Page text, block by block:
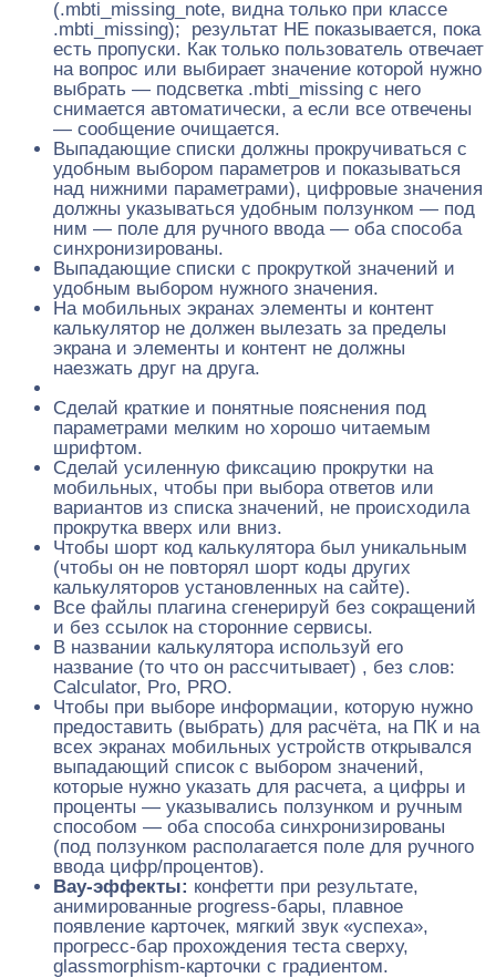
(.mbti_missing_note, видна только при классе
.mbti_missing); результат НЕ показывается, пока
есть пропуски. Как только пользователь отвечает
на вопрос или выбирает значение которой нужно
выбрать — подсветка .mbti_missing с него
снимается автоматически, а если все отвечены
— сообщение очищается.
Выпадающие списки должны прокручиваться с
удобным выбором параметров и показываться
над нижними параметрами), цифровые значения
должны указываться удобным ползунком — под
ним — поле для ручного ввода — оба способа
синхронизированы.
Выпадающие списки с прокруткой значений и
удобным выбором нужного значения.
На мобильных экранах элементы и контент
калькулятор не должен вылезать за пределы
экрана и элементы и контент не должны
наезжать друг на друга.
Сделай краткие и понятные пояснения под
параметрами мелким но хорошо читаемым
шрифтом.
Сделай усиленную фиксацию прокрутки на
мобильных, чтобы при выбора ответов или
вариантов из списка значений, не происходила
прокрутка вверх или вниз.
Чтобы шорт код калькулятора был уникальным
(чтобы он не повторял шорт коды других
калькуляторов установленных на сайте).
Все файлы плагина сгенерируй без сокращений
и без ссылок на сторонние сервисы.
В названии калькулятора используй его
название (то что он рассчитывает) , без слов:
Calculator, Pro, PRO.
Чтобы при выборе информации, которую нужно
предоставить (выбрать) для расчёта, на ПК и на
всех экранах мобильных устройств открывался
выпадающий список с выбором значений,
которые нужно указать для расчета, а цифры и
проценты — указывались ползунком и ручным
способом — оба способа синхронизированы
(под ползунком располагается поле для ручного
ввода цифр/процентов).
Вау-эффекты: конфетти при результате,
анимированные progress-бары, плавное
появление карточек, мягкий звук «успеха»,
прогресс-бар прохождения теста сверху,
glassmorphism-карточки с градиентом.